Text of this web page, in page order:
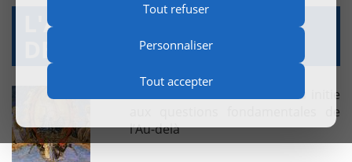
Tout refuser
Personnaliser
Tout accepter
L'AU-DELÀ ET LES FINS
DERNIÈRES
Le Père Descouvemont nous initie
aux questions fondamentales de
l’Au-delà